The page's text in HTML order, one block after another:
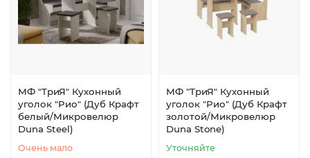
МФ "ТриЯ" Кухонный
уголок "Рио" (Дуб Крафт
белый/Микровелюр
Duna Steel)
Очень мало
МФ "ТриЯ" Кухонный
уголок "Рио" (Дуб Крафт
золотой/Микровелюр
Duna Stone)
Уточняйте